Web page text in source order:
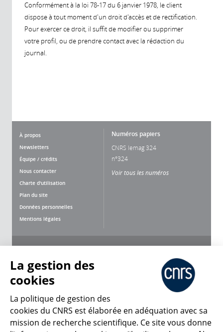
Conformément à la loi 78-17 du 6 janvier 1978, le client
dispose à tout moment d'un droit d'accès et de rectification.
Pour exercer ce droit, il suffit de modifier ou supprimer
votre profil, ou de prendre contact avec la rédaction du
journal.
À propos
Newsletters
Équipe / crédits
Nous contacter
Charte d'utilisation
Plan du site
Données personnelles
Mentions légales
Numéros papiers
CNRS lemag 324
n°324
Voir tous les numéros
CNRS Le Mag
La gestion des
cookies
La politique de gestion des
cookies du CNRS est élaborée en adéquation avec sa
mission de recherche scientifique. Ce site vous donne